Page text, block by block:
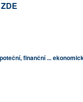
ZDE
finanční ...